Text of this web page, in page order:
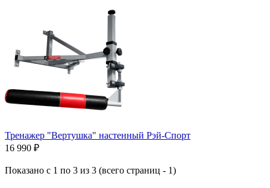
Тренажер "Вертушка" настенный Рэй-Спорт
16 990 ₽
Показано с 1 по 3 из 3 (всего страниц - 1)